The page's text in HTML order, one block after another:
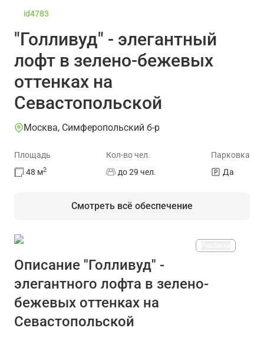
id4783
"Голливуд" - элегантный
лофт в зелено-бежевых
оттенках на
Севастопольской
Москва, Симферопольский б-р
Площадь
48 м2
Кол-во чел.
до 29 чел.
Парковка
Да
Смотреть всё обеспечение
На площадке есть
Проектор Доступ в интернет/Wi-Fi
Описание "Голливуд" -
элегантного лофта в зелено-
бежевых оттенках на
Севастопольской